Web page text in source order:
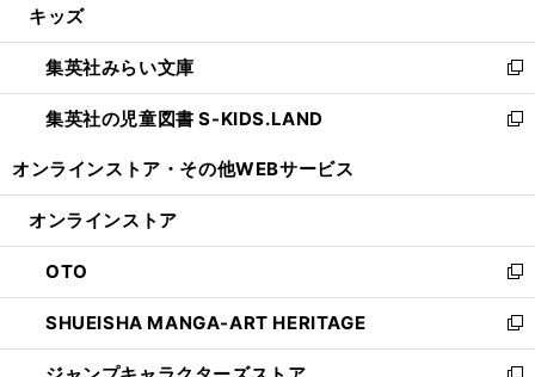
開
く
ウ
で
開
く
ン
ド
ウ
で
ウ
ィ
ン
ド
開
キッズ
集英社みらい文庫
新
し
い
ン
ウ
で
開
く
集英社の児童図書 S-KIDS.LAND
新
ウ
ン
ド
ウ
で
開
オンラインストア・ その他WEBサービス
オンラインストア
OTO
新
し
い
ウ
SHUEISHA MANGA-ART HERITAGE
新
し